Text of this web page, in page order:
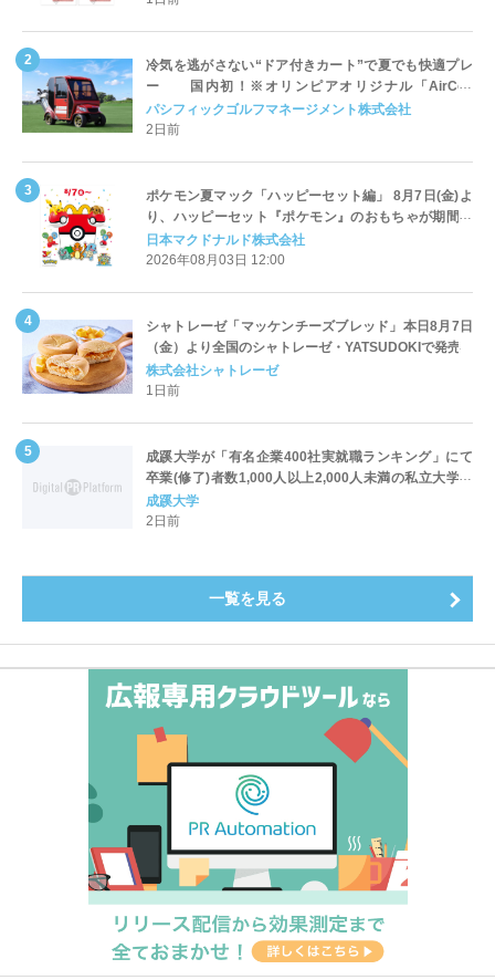
冷気を逃がさない“ドア付きカート”で夏でも快適プレ
ー 国内初！※オリンピアオリジナル「AirCon
Cart（エアコンカート）」導入 | ＰＧＭ
パシフィックゴルフマネージメント株式会社
2日前
ポケモン夏マック「ハッピーセット編」 8月7日(金)よ
り、ハッピーセット『ポケモン』のおもちゃが期間限
定登場
日本マクドナルド株式会社
2026年08月03日 12:00
シャトレーゼ「マッケンチーズブレッド」本日8月7日
（金）より全国のシャトレーゼ・YATSUDOKIで発売
株式会社シャトレーゼ
1日前
成蹊大学が「有名企業400社実就職ランキング」にて
卒業(修了)者数1,000人以上2,000人未満の私立大学で
全国第1位を獲得！～実就職率は26.5%（前年比＋
4.3pt）に伸長、東京の私立大学でも10位にランクイン
成蹊大学
2日前
一覧を見る